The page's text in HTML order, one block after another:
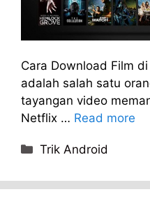
Cara Download Film
adalah salah satu
tayangan video
Netflix … Read more
Categories
Trik Android